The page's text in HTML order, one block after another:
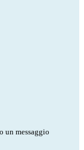
un messaggio